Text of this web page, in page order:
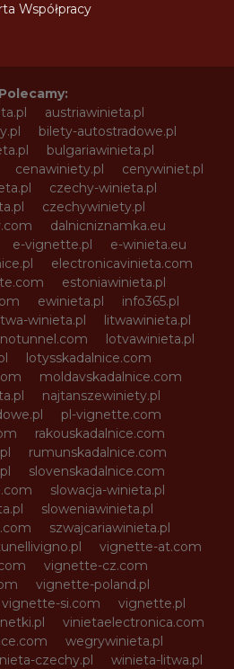
Współpracy
Polecamy:
austriawinieta.pl
bilety-autostradowe.pl
bulgariawinieta.pl
cenawiniety.pl
cenywiniet.pl
czechy-winieta.pl
czechywiniety.pl
dalnicniznamka.eu
e-vignette.pl
e-winieta.eu
electronicavinieta.com
estoniawinieta.pl
ewinieta.pl
info365.pl
winieta.pl
litwawinieta.pl
lotvawinieta.pl
lotysskadalnice.com
moldavskadalnice.com
najtanszewiniety.pl
pl-vignette.com
rakouskadalnice.com
rumunskadalnice.com
slovenskadalnice.com
slowacja-winieta.pl
sloweniawinieta.pl
szwajcariawinieta.pl
vignette-at.com
vignette-cz.com
vignette-poland.pl
vignette-si.com
vignette.pl
vinietaelectronica.com
wegrywinieta.pl
czechy.pl
winieta-litwa.pl